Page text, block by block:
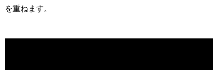
を重ねます。